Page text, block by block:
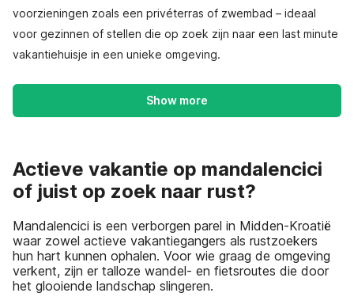
voorzieningen zoals een privéterras of zwembad – ideaal
voor gezinnen of stellen die op zoek zijn naar een last minute
vakantiehuisje in een unieke omgeving.
Show more
Actieve vakantie op mandalencici
of juist op zoek naar rust?
Mandalencici is een verborgen parel in Midden-Kroatië
waar zowel actieve vakantiegangers als rustzoekers
hun hart kunnen ophalen. Voor wie graag de omgeving
verkent, zijn er talloze wandel- en fietsroutes die door
het glooiende landschap slingeren.